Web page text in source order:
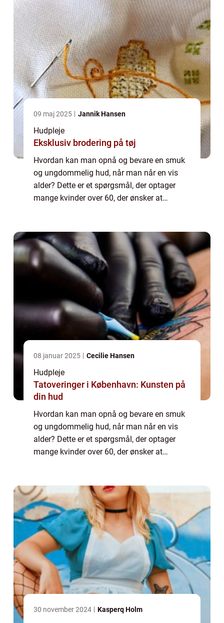
09 maj 2025 Jannik Hansen
Hudpleje
Eksklusiv brodering på tøj
Hvordan kan man opnå og bevare en smuk
og ungdommelig hud, når man når en vis
alder? Dette er et spørgsmål, der optager
mange kvinder over 60, der ønsker at
“ansig...
08 januar 2025 Cecilie Hansen
Hudpleje
Tatoveringer i København: Kunsten på
din hud
Hvordan kan man opnå og bevare en smuk
og ungdommelig hud, når man når en vis
alder? Dette er et spørgsmål, der optager
mange kvinder over 60, der ønsker at
“ansig...
30 november 2024 Kasperq Holm